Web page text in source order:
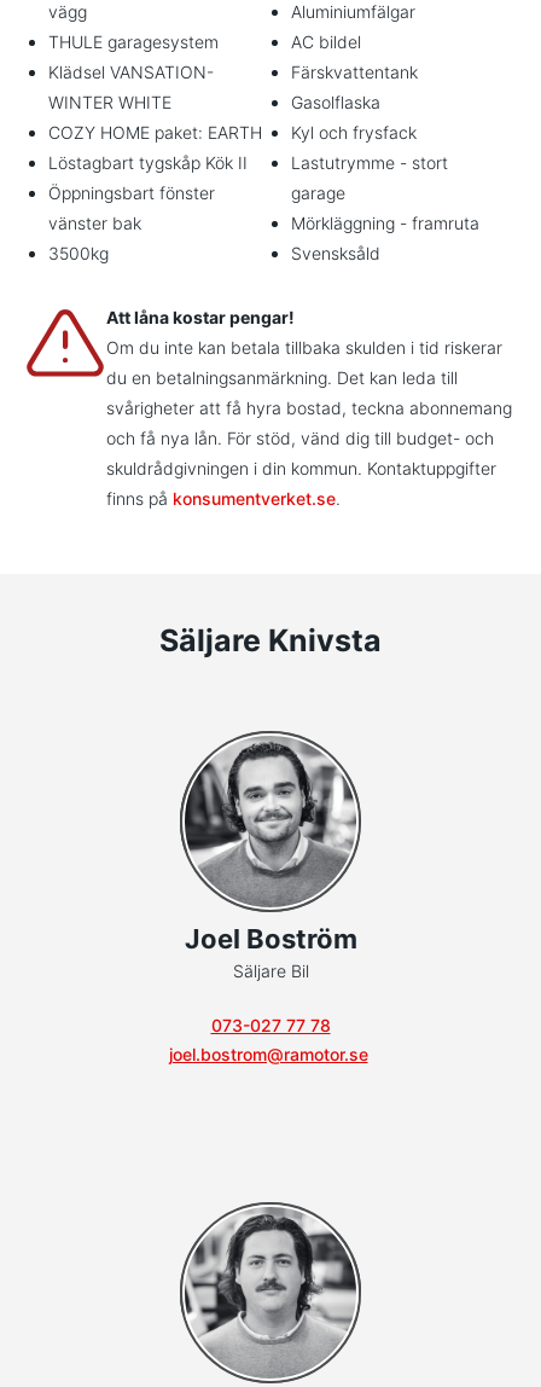
vägg
THULE garagesystem
Klädsel VANSATION-
WINTER WHITE
COZY HOME paket: EARTH
Löstagbart tygskåp Kök II
Öppningsbart fönster
vänster bak
3500kg
Aluminiumfälgar
AC bildel
Färskvattentank
Gasolflaska
Kyl och frysfack
Lastutrymme - stort
garage
Mörkläggning - framruta
Svensksåld
Att låna kostar pengar!
Om du inte kan betala tillbaka skulden i tid riskerar
du en betalningsanmärkning. Det kan leda till
svårigheter att få hyra bostad, teckna abonnemang
och få nya lån. För stöd, vänd dig till budget- och
skuldrådgivningen i din kommun. Kontaktuppgifter
finns på konsumentverket.se.
Säljare Knivsta
Joel Boström
Säljare Bil
073-027 77 78
joel.bostrom@ramotor.se